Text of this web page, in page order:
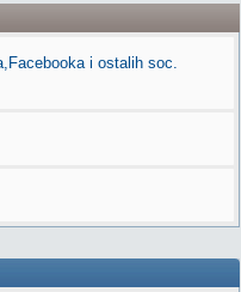
i ostalih soc.